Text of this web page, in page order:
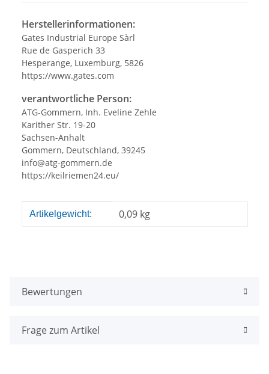
Herstellerinformationen:
Gates Industrial Europe Sàrl
Rue de Gasperich 33
Hesperange, Luxemburg, 5826
https://www.gates.com
verantwortliche Person:
ATG-Gommern, Inh. Eveline Zehle
Karither Str. 19-20
Sachsen-Anhalt
Gommern, Deutschland, 39245
info@atg-gommern.de
https://keilriemen24.eu/
Produkteigenschaft
Wert
Artikelgewicht: 0,09 kg
Bewertungen
Frage zum Artikel